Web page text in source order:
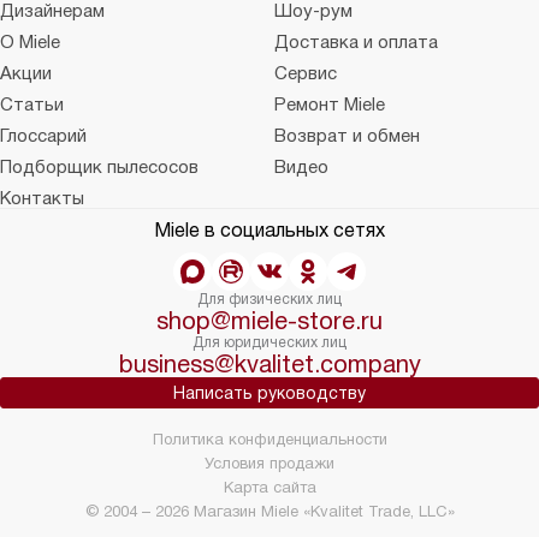
Дизайнерам
Шоу-рум
О Miele
Доставка и оплата
Акции
Сервис
Статьи
Ремонт Miele
Глоссарий
Возврат и обмен
Подборщик пылесосов
Видео
Контакты
Miele в социальных сетях
Для физических лиц
shop@miele-store.ru
Для юридических лиц
business@kvalitet.company
Написать руководству
© 2004 – 2026 Магазин Miele «Kvalitet Trade, LLC»
Политика конфиденциальности
Условия продажи
Карта сайта